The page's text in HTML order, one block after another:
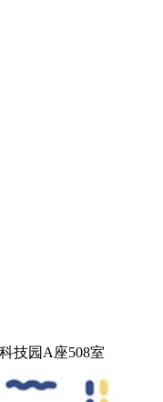
技园A座508室